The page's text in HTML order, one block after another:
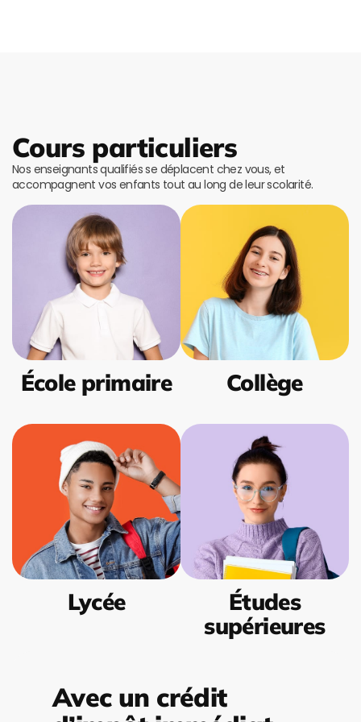
Cours particuliers
Nos enseignants qualifiés se déplacent chez vous, et
accompagnent vos enfants tout au long de leur scolarité.
École primaire Collège
Lycée
Études
supérieures
Avec un crédit